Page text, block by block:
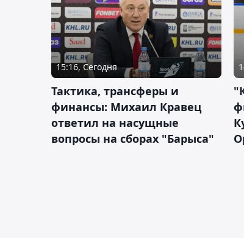
15:16, Сегодня
Тактика, трансферы и
финансы: Михаил Кравец
ответил на насущные
вопросы на сборах "Барыса"